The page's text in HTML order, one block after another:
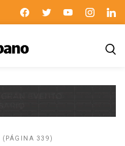
(PÁGINA 339)